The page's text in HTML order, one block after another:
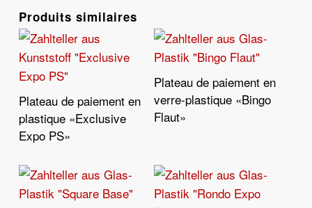
Produits similaires
Lire La Suite
Plateau de paiement en
plastique «Exclusive
Expo PS»
Lire La Suite
Plateau de paiement en
verre-plastique «Bingo
Flaut»